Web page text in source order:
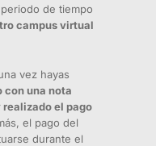
de tiempo
campus virtual
vez hayas
con una nota
realizado el pago
el pago del
durante el